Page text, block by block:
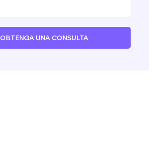
OBTENGA UNA CONSULTA